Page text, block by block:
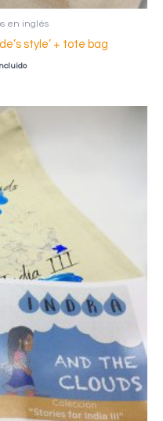
en inglés
style’ + tote bag